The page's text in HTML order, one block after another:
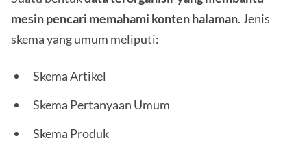
mesin pencari memahami konten halaman. Jenis
skema yang umum meliputi:
Skema Artikel
Skema Pertanyaan Umum
Skema Produk